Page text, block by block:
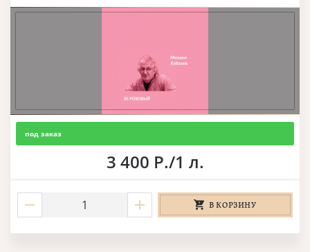
под заказ
3 400 Р./1 л.
В КОРЗИНУ